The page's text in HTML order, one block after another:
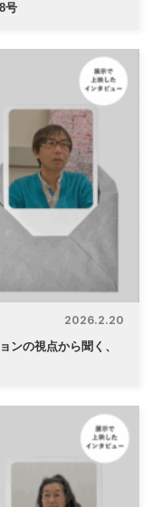
号
2026.2.20
ンの視点から聞く、